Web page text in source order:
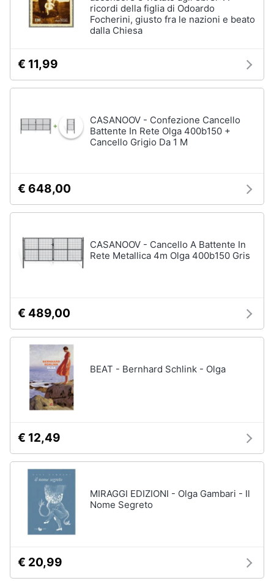
ricordi della figlia di Odoardo
Focherini, giusto fra le nazioni e beato
dalla Chiesa
€ 11,99
CASANOOV - Confezione Cancello
Battente In Rete Olga 400b150 +
Cancello Grigio Da 1 M
€ 648,00
CASANOOV - Cancello A Battente In
Rete Metallica 4m Olga 400b150 Gris
€ 489,00
BEAT - Bernhard Schlink - Olga
€ 12,49
MIRAGGI EDIZIONI - Olga Gambari - Il
Nome Segreto
€ 20,99